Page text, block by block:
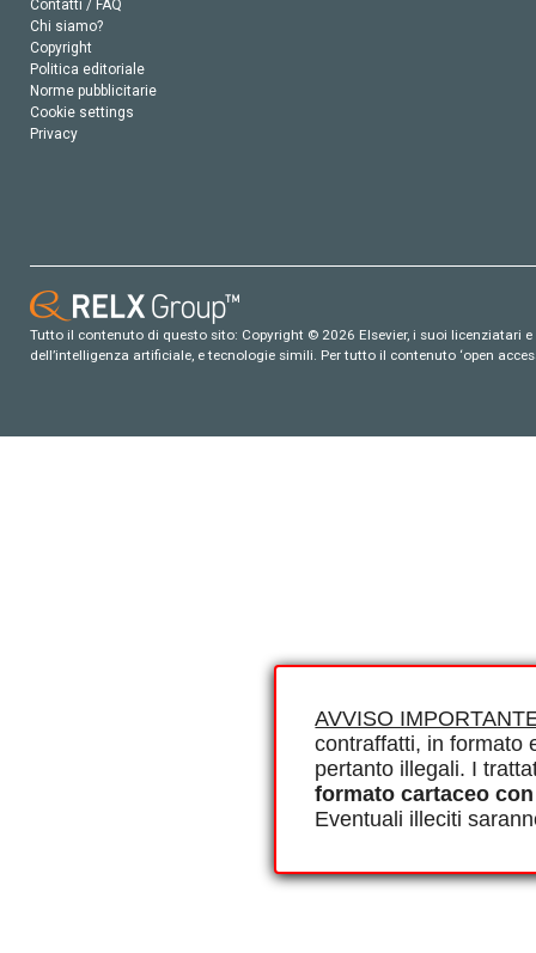
AVVISO
contraffatti, in formato
pertanto illegali. I
formato cartaceo
Eventuali illeciti
Contatti / FAQ
Chi siamo?
Copyright
Politica editoriale
Norme pubblicitarie
Cookie settings
Privacy
Tutto il contenuto di questo sito: Copyright © 2026 Elsevier, i suoi
dell’intelligenza artificiale, e tecnologie simili. Per tutto il contenuto ‘open